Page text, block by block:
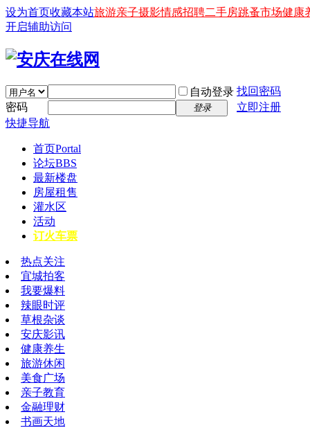
设为首页收藏本站旅游亲子摄影情感招聘二手房跳蚤市场健康
开启辅助访问
自动登录 找回密码
密码
登录
立即注册
快捷导航
首页Portal
论坛BBS
最新楼盘
房屋租售
灌水区
活动
订火车票
热点关注
宜城拍客
我要爆料
辣眼时评
草根杂谈
安庆影讯
健康养生
旅游休闲
美食广场
亲子教育
金融理财
书画天地